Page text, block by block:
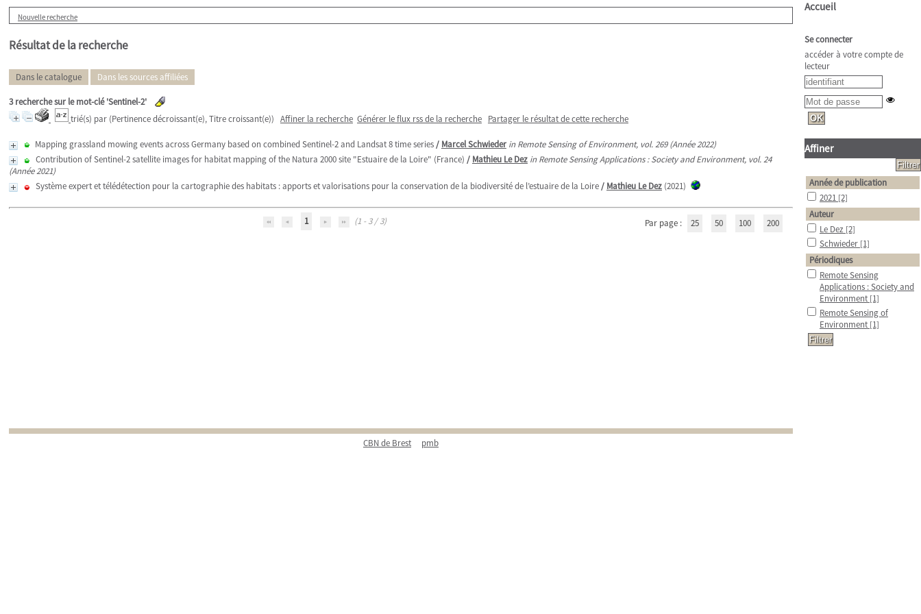
Nouvelle recherche
Résultat de la recherche
Dans le catalogue Dans les sources affiliées
3recherche sur le mot-clé'Sentinel-2'
trié(s) par (Pertinence décroissant(e), Titre croissant(e)) Affiner la recherche Générer le flux rss de la recherche Partager le résultat de cette recherche
Mapping grassland mowing events across Germany based on combined Sentinel-2 and Landsat 8 time series/ Marcel Schwieder in Remote Sensing of Environment, vol. 269 (Année 2022)
Contribution of Sentinel-2 satellite images for habitat mapping of the Natura 2000 site "Estuaire de la Loire" (France) / Mathieu Le Dez in Remote Sensing Applications : Society and Environment, vol. 24
(Année 2021)
Système expert et télédétection pour la cartographie des habitats : apports et valorisations pour la conservation de la biodiversité de l’estuaire de la Loire/ Mathieu Le Dez (2021)
1 (1 - 3 / 3) Par page : 25 50 100 200
CBN de Brest pmb
Accueil
Se connecter
accéder à votre compte de
lecteur
Affiner
Année de publication
2021 [2]
Auteur
Le Dez [2]
Schwieder [1]
Périodiques
Remote Sensing
Applications : Society and
Environment [1]
Remote Sensing of
Environment [1]